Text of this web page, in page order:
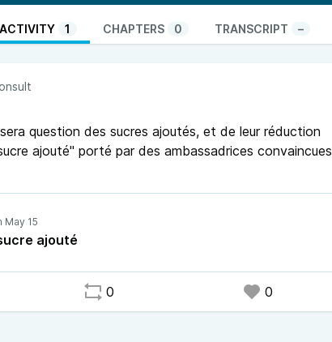
:https://www.afa.asso.fr/locations/la-roche-sur-yon-85-mici-
appel-du-cii-pour-la-journee-internationale-des-
le livre : “Les mots sont des fenêtres ou bien ce sont
ACTIVITY 1 CHAPTERS 0 TRANSCRIPT –
question des sucres ajoutés, et de leur réduction
ajouté" porté par des ambassadrices convaincues
ajouté
0 0